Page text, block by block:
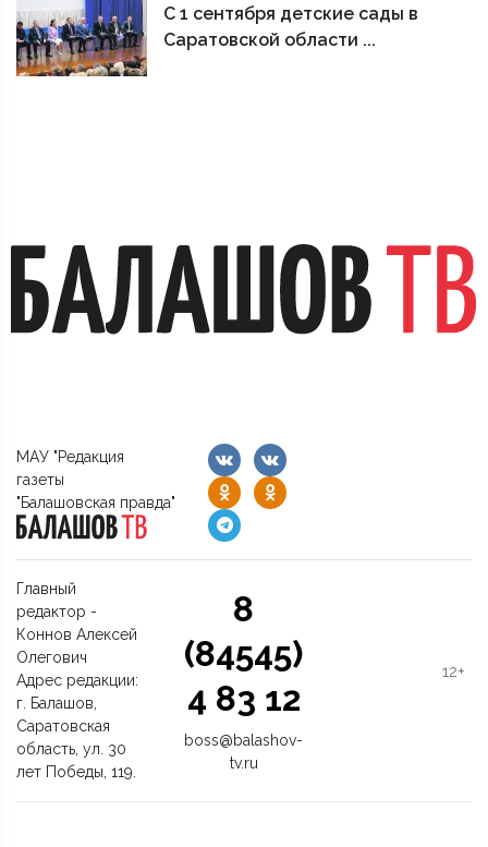
С 1 сентября детские сады в
Саратовской области ...
МАУ "Редакция
газеты
"Балашовская правда"
Главный
редактор -
Коннов Алексей
Олегович
Адрес редакции:
г. Балашов,
Саратовская
область, ул. 30
лет Победы, 119.
8
(84545)
4 83 12
boss@balashov-
tv.ru
12+